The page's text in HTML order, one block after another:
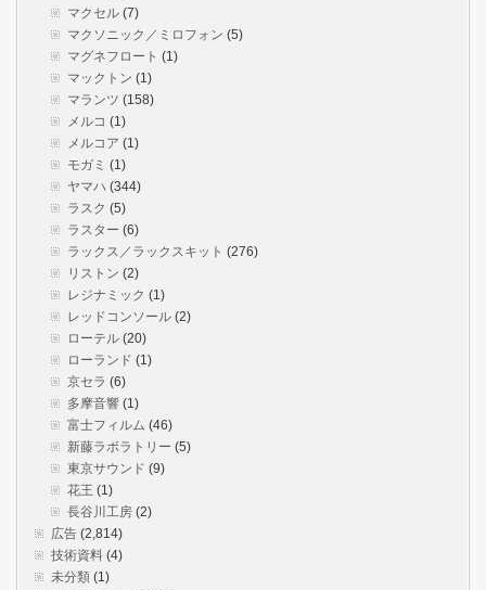
マクセル (7)
マクソニック／ミロフォン (5)
マグネフロート (1)
マックトン (1)
マランツ (158)
メルコ (1)
メルコア (1)
モガミ (1)
ヤマハ (344)
ラスク (5)
ラスター (6)
ラックス／ラックスキット (276)
リストン (2)
レジナミック (1)
レッドコンソール (2)
ローテル (20)
ローランド (1)
京セラ (6)
多摩音響 (1)
富士フィルム (46)
新藤ラボラトリー (5)
東京サウンド (9)
花王 (1)
長谷川工房 (2)
広告 (2,814)
技術資料 (4)
未分類 (1)